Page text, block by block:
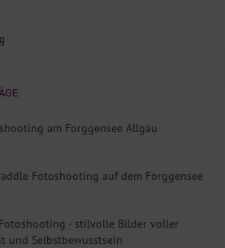
am Forggensee Allgäu
Fotoshooting auf dem Forggensee
- stilvolle Bilder voller
und Selbstbewusstsein